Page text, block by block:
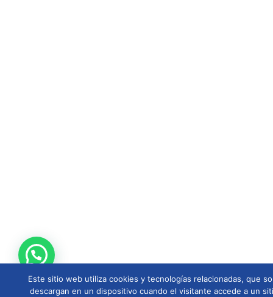
Este sitio web utiliza cookies y tecnologías relacionadas, que
descargan en un dispositivo cuando el visitante accede a un